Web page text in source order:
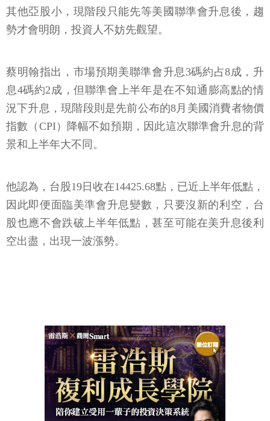
其他亞股小，現階段只能先等美國聯準會升息後，趨
勢才會明朗，投資人不妨先觀望。
蔡明翰指出，市場預期美聯準會升息3碼約占8成，升
息4碼約2成，但聯準會上半年是在不知通膨高點的情
況下升息，現階段則是先前公布的8月美國消費者物價
指數（CPI）降幅不如預期，因此這次聯準會升息的背
景和上半年大不同。
他認為，台股19日收在14425.68點，已近上半年低點，
因此即便面臨美準會升息變數，只要沒新的利空，台
股也應不會跌破上半年低點，甚至可能在美升息後利
空出盡，出現一波漲勢。